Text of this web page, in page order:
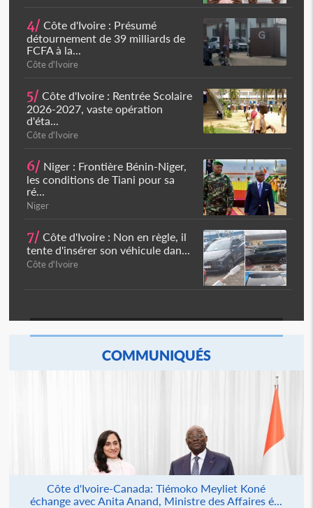
4/ Côte d'Ivoire : Présumé
détournement de 39 milliards de
FCFA à la...
Côte d'Ivoire
5/ Côte d'Ivoire : Rentrée Scolaire
2026-2027, vaste opération
d'éta...
Côte d'Ivoire
6/ Niger : Frontière Bénin-Niger,
les conditions de Tiani pour sa
ré...
Niger
7/ Côte d'Ivoire : Non en règle, il
tente d'insérer son véhicule dan...
Côte d'Ivoire
COMMUNIQUÉS
Côte d'Ivoire-Canada: Tiémoko Meyliet Koné
échange avec Anita Anand, Ministre des Affaires é...